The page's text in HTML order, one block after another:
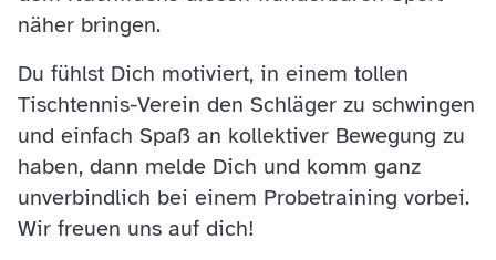
näher bringen.
Du fühlst Dich motiviert, in einem tollen
Tischtennis-Verein den Schläger zu schwingen
und einfach Spaß an kollektiver Bewegung zu
haben, dann melde Dich und komm ganz
unverbindlich bei einem Probetraining vorbei.
Wir freuen uns auf dich!